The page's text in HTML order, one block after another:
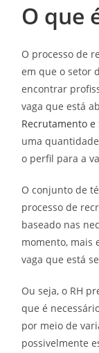
O que
O processo de
em que o setor
encontrar
vaga que está
Recrutamento e
uma
o perfil para a
O conjunto de
processo de
baseado nas
momento, mais
vaga que está
Ou seja, o RH
que é
por meio de
possivelmente